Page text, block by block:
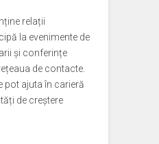
relații
la evenimente de
și conferințe
de contacte.
pot ajuta în carieră
de creștere